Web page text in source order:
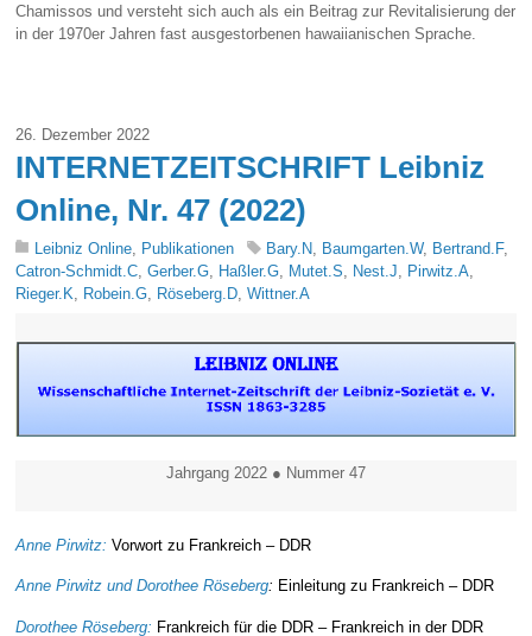
Chamissos und versteht sich auch als ein Beitrag zur Revitalisierung der
in der 1970er Jahren fast ausgestorbenen hawaiianischen Sprache.
26. Dezember 2022
INTERNETZEITSCHRIFT Leibniz
Online, Nr. 47 (2022)
Leibniz Online Publikationen Bary.N Baumgarten.W, Bertrand.F,
Catron-Schmidt.C ,Gerber.G Haßler.G Mutet.S Nest.J Pirwitz.A
Rieger.K
Robein.G Röseberg.D ,Wittner.A
Jahrgang 2022 ● Nummer 47
Anne Pirwitz: Vorwort zu Frankreich – DDR
Anne Pirwitz und Dorothee Röseberg: Einleitung zu Frankreich – DDR
Dorothee Röseberg: Frankreich für die DDR – Frankreich in der DDR